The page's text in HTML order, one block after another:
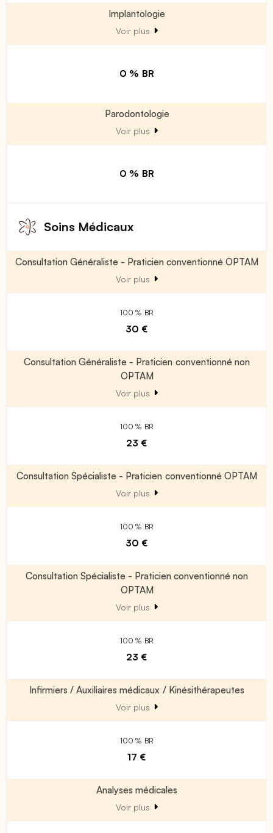
Implantologie
Voir plus
0 % BR
Parodontologie
Voir plus
0 % BR
Soins Médicaux
Consultation Généraliste - Praticien conventionné OPTAM
Voir plus
100 % BR
30 €
Consultation Généraliste - Praticien conventionné non
OPTAM
Voir plus
100 % BR
23 €
Consultation Spécialiste - Praticien conventionné OPTAM
Voir plus
100 % BR
30 €
Consultation Spécialiste - Praticien conventionné non
OPTAM
Voir plus
100 % BR
23 €
Infirmiers / Auxiliaires médicaux / Kinésithérapeutes
Voir plus
100 % BR
17 €
Analyses médicales
Voir plus